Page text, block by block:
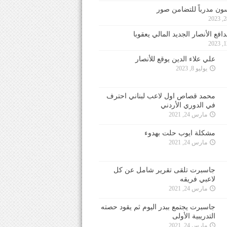
مدرباً للتضامن صور
الأنصار الجديد المالي يعقوبا
علي علاء الدين يوقع للأنصار
يوليو 8, 2023
محمد قصاص اول لاعب لبناني احترف
في الدوري الأردني
مارس 24, 2021
مشكلة ايوب حلت بهدوء
مارس 24, 2021
جاسبرت تلقى تقرير شامل عن كل
لاعبي فريقه
مارس 24, 2021
جاسبرت يجتمع ببدر اليوم ثم يقود حصته
التدريبية الأولى
مارس 24, 2021